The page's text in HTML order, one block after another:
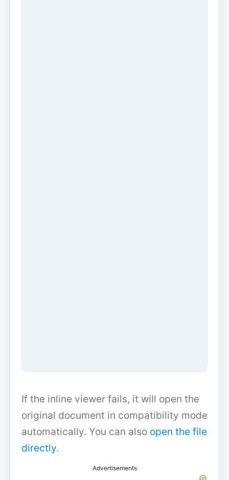
If the inline viewer fails, it will open the
original document in compatibility mode
automatically. You can also open the file
directly.
Advertisements